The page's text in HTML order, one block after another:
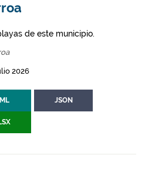
de este municipio.
2026
JSON